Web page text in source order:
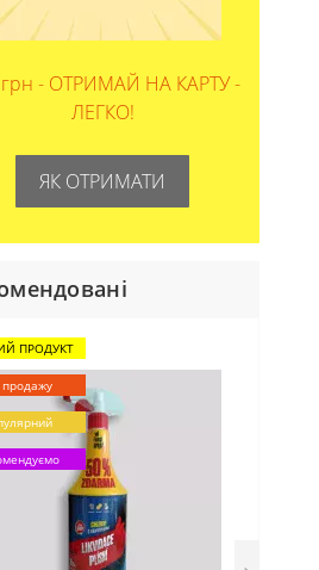
грн - ОТРИМАЙ НА КАРТУ -
ЛЕГКО!
ЯК ОТРИМАТИ
ПРОДУКТ
продажу